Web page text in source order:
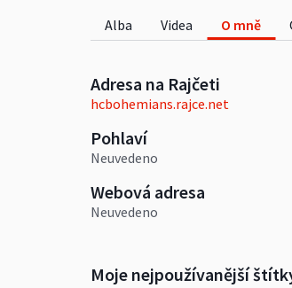
Alba Videa O mně
Adresa na Rajčeti
hcbohemians.rajce.net
Pohlaví
Neuvedeno
Webová adresa
Neuvedeno
Moje nejpoužívanější